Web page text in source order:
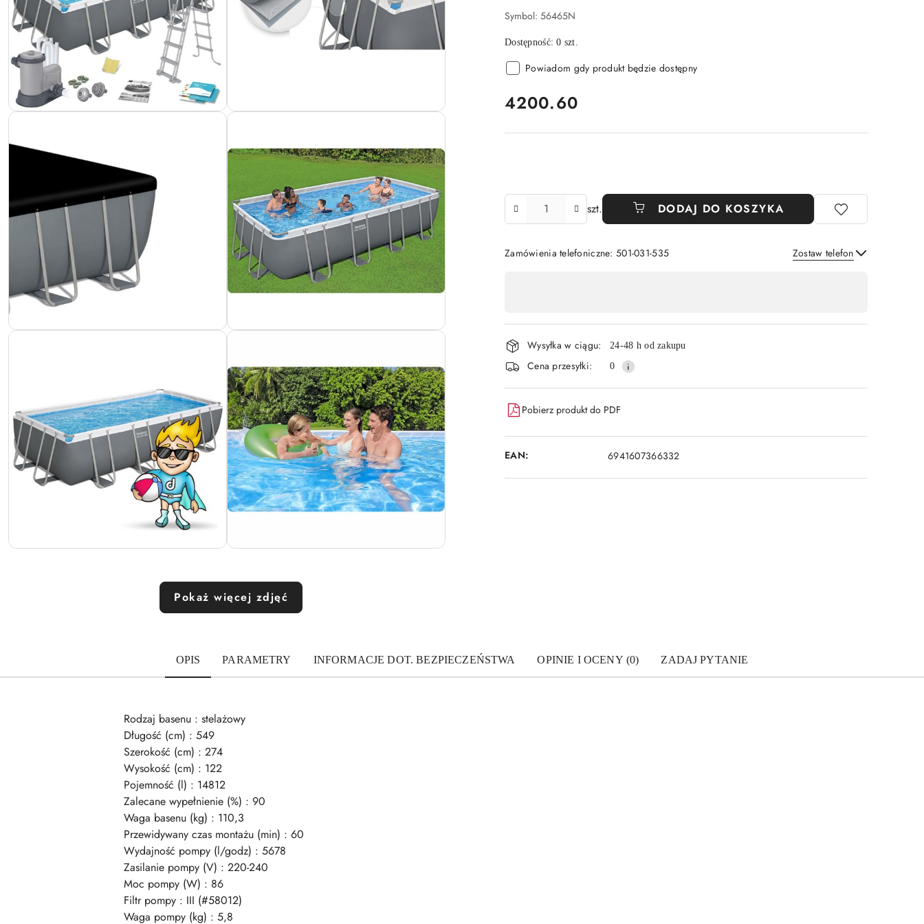
Pokaż więcej zdjęć
Symbol: 56465N
Dostępność:0 szt.
Powiadom gdy produkt będzie dostępny
cena:
4200.60
szt. DODAJ DO KOSZYKA
Zamówienia telefoniczne: 501-031-535 Zostaw telefon
płatność
i
dostawa
Wysyłka w ciągu: 24-48 h od zakupu
Cena przesyłki: 0
Pobierz produkt do PDF
EAN: 6941607366332
OPIS PARAMETRY INFORMACJE DOT. BEZPIECZEŃSTWA OPINIE I OCENY (0) ZADAJ PYTANIE
Rodzaj basenu : stelażowy
Długość (cm) : 549
Szerokość (cm) : 274
Wysokość (cm) : 122
Pojemność (l) : 14812
Zalecane wypełnienie (%) : 90
Waga basenu (kg) : 110,3
Przewidywany czas montażu (min) : 60
Wydajność pompy (l/godz) : 5678
Zasilanie pompy (V) : 220-240
Moc pompy (W) : 86
Filtr pompy : III (#58012)
Waga pompy (kg) : 5,8